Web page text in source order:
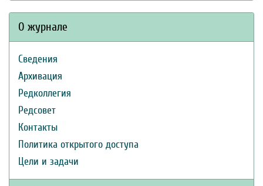
О журнале
Сведения
Архивация
Редколлегия
Редсовет
Контакты
Политика открытого доступа
Цели и задачи